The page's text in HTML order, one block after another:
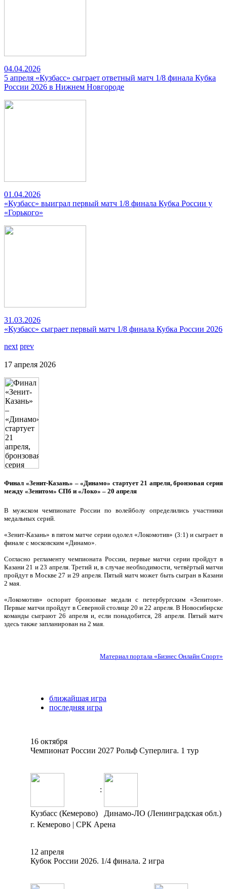
04.04.2026
5 апреля «Кузбасс» сыграет ответный матч 1/8 финала Кубка
России 2026 в Нижнем Новгороде
01.04.2026
«Кузбасс» выиграл первый матч 1/8 финала Кубка России у
«Горького»
31.03.2026
«Кузбасс» сыграет первый матч 1/8 финала Кубка России 2026
next prev
17 апреля 2026
Финал «Зенит-Казань» – «Динамо» стартует 21 апреля, бронзовая серия
между «Зенитом» СПб и «Локо» – 20 апреля
В мужском чемпионате России по волейболу определились участники
медальных серий.
«Зенит-Казань» в пятом матче серии одолел «Локомотив» (3:1) и сыграет в
финале с московским «Динамо».
Согласно регламенту чемпионата России, первые матчи серии пройдут в
Казани 21 и 23 апреля. Третий и, в случае необходимости, четвёртый матчи
пройдут в Москве 27 и 29 апреля. Пятый матч может быть сыгран в Казани
2 мая.
«Локомотив» оспорит бронзовые медали с петербургским «Зенитом».
Первые матчи пройдут в Северной столице 20 и 22 апреля. В Новосибирске
команды сыграют 26 апреля и, если понадобится, 28 апреля. Пятый матч
здесь также запланирован на 2 мая.
Материал портала «Бизнес Онлайн Спорт»
ближайшая игра
последняя игра
16 октября
Чемпионат России 2027 Рольф Суперлига. 1 тур
:
Кузбасс (Кемерово)
Динамо-ЛО (Ленинградская обл.)
г. Кемерово | СРК Арена
12 апреля
Кубок России 2026. 1/4 финала. 2 игра